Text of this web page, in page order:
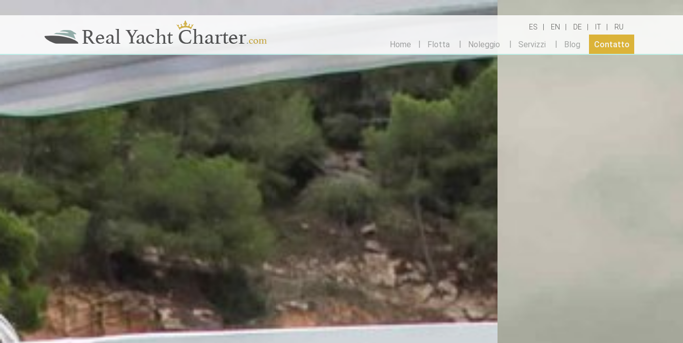
ES EN DE IT RU
Home Flotta Noleggio Servizzi Blog Contatto